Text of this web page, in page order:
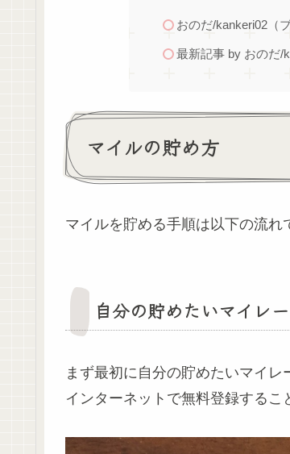
おのだ/kankeri02（
最新記事 by おのだ/
マイルの貯め方
マイルを貯める手順は以下の流れ
自分の貯めたいマイレ
まず最初に自分の貯めたいマイ
インターネットで無料登録するこ